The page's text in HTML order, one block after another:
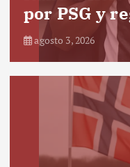
por PSG y
agosto 3, 2026